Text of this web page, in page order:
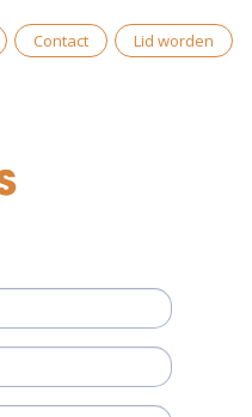
Contact Lid worden